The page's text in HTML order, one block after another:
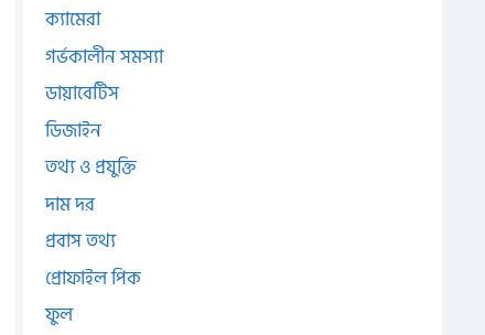
ক্যামেরা
গর্ভকালীন সমস্যা
ডায়াবেটিস
ডিজাইন
তথ্য ও প্রযুক্তি
দাম দর
প্রবাস তথ্য
প্রোফাইল পিক
ফুল